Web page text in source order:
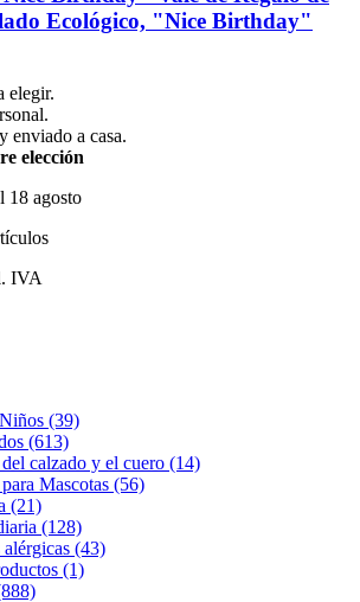
Ecológico, "Nice Birthday"
elegir.
enviado a casa.
elección
18 agosto
IVA
(39)
(613)
calzado y el cuero (14)
Mascotas (56)
(21)
(128)
alérgicas (43)
(1)